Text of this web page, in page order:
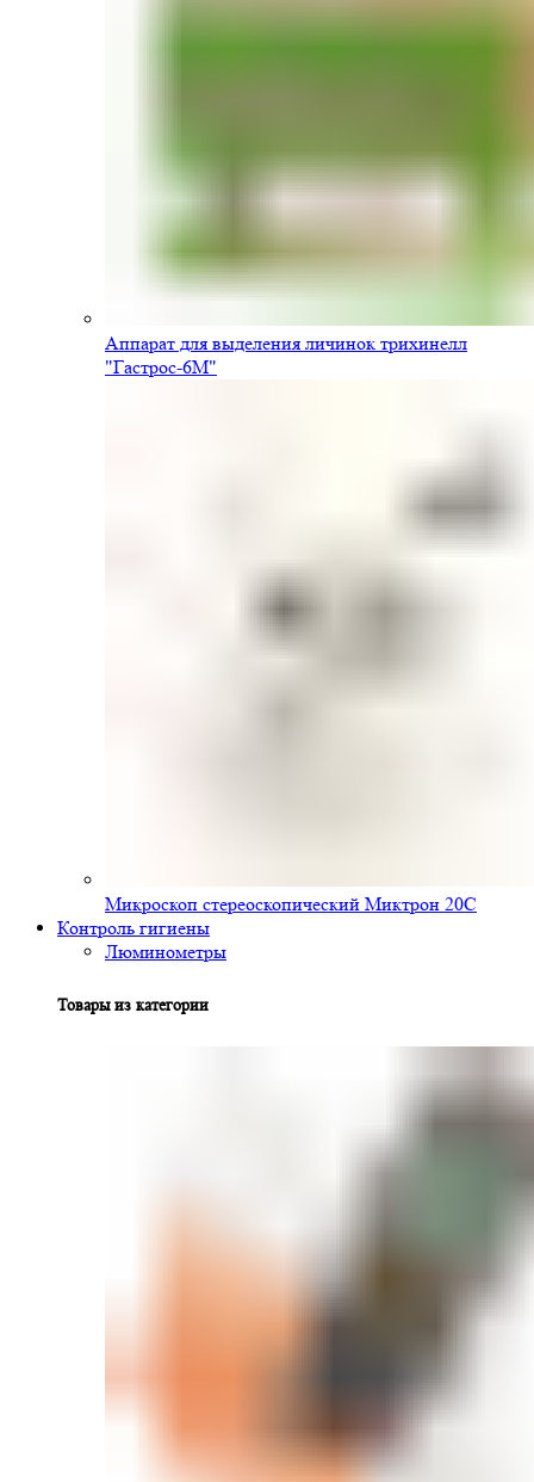
Аппарат для выделения личинок трихинелл
"Гастрос-6М"
Микроскоп стереоскопический Миктрон 20С
Контроль гигиены
Люминометры
Товары из категории